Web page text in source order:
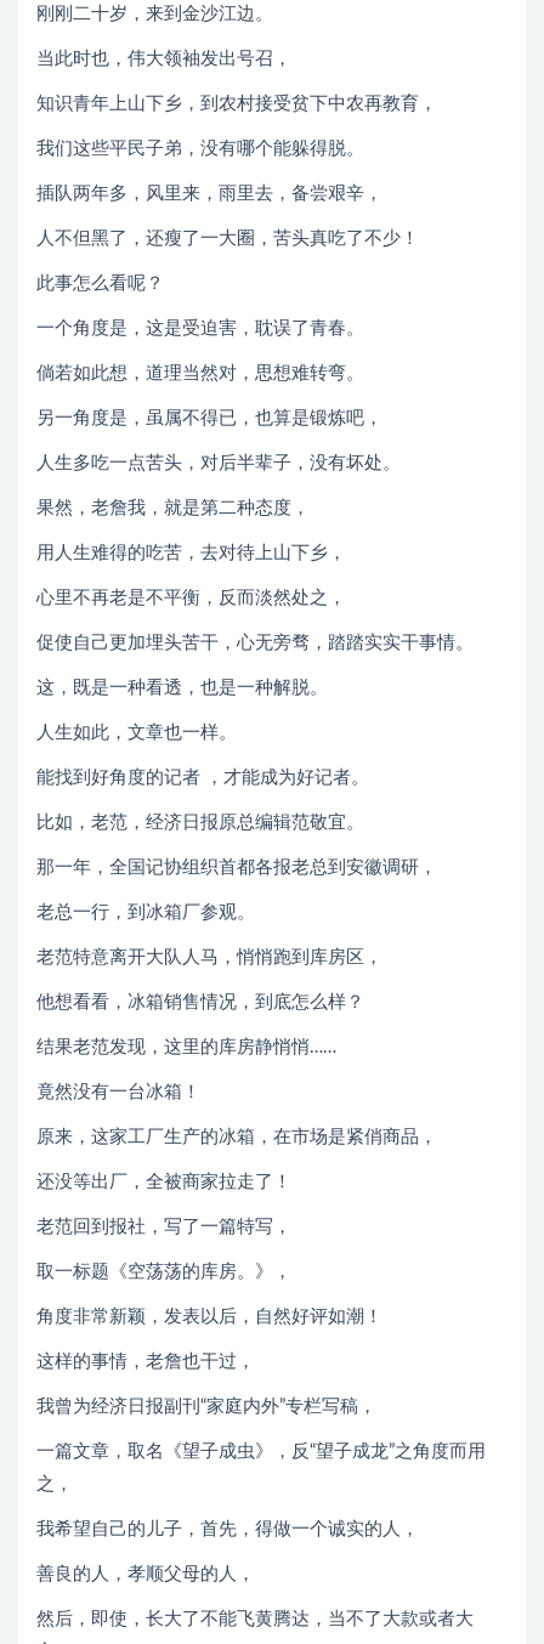
刚刚二十岁，来到金沙江边。
当此时也，伟大领袖发出号召，
知识青年上山下乡，到农村接受贫下中农再教育，
我们这些平民子弟，没有哪个能躲得脱。
插队两年多，风里来，雨里去，备尝艰辛，
人不但黑了，还瘦了一大圈，苦头真吃了不少！
此事怎么看呢？
一个角度是，这是受迫害，耽误了青春。
倘若如此想，道理当然对，思想难转弯。
另一角度是，虽属不得已，也算是锻炼吧，
人生多吃一点苦头，对后半辈子，没有坏处。
果然，老詹我，就是第二种态度，
用人生难得的吃苦，去对待上山下乡，
心里不再老是不平衡，反而淡然处之，
促使自己更加埋头苦干，心无旁骛，踏踏实实干事情。
这，既是一种看透，也是一种解脱。
人生如此，文章也一样。
能找到好角度的记者 ，才能成为好记者。
比如，老范，经济日报原总编辑范敬宜。
那一年，全国记协组织首都各报老总到安徽调研，
老总一行，到冰箱厂参观。
老范特意离开大队人马，悄悄跑到库房区，
他想看看，冰箱销售情况，到底怎么样？
结果老范发现，这里的库房静悄悄……
竟然没有一台冰箱！
原来，这家工厂生产的冰箱，在市场是紧俏商品，
还没等出厂，全被商家拉走了！
老范回到报社，写了一篇特写，
取一标题《空荡荡的库房。》，
角度非常新颖，发表以后，自然好评如潮！
这样的事情，老詹也干过，
我曾为经济日报副刊“家庭内外”专栏写稿，
一篇文章，取名《望子成虫》，反“望子成龙”之角度而用
之，
我希望自己的儿子，首先，得做一个诚实的人，
善良的人，孝顺父母的人，
然后，即使，长大了不能飞黄腾达，当不了大款或者大